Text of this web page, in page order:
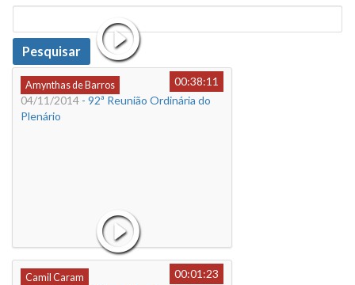
Data
Pesquisar
Amynthas de Barros
00:38:11
04/11/2014 - 92ª Reunião Ordinária do
Plenário
Camil Caram
00:01:23